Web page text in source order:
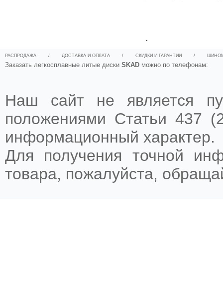
.
РАСПРОДАЖА / ДОСТАВКА И ОПЛАТА / СКИДКИ И ГАРАНТИИ /
Заказать легкосплавные литые диски SKAD можно по телефонам:
Наш сайт не является
положениями Статьи 437
информационный характер.
Для получения точной
товара, пожалуйста,